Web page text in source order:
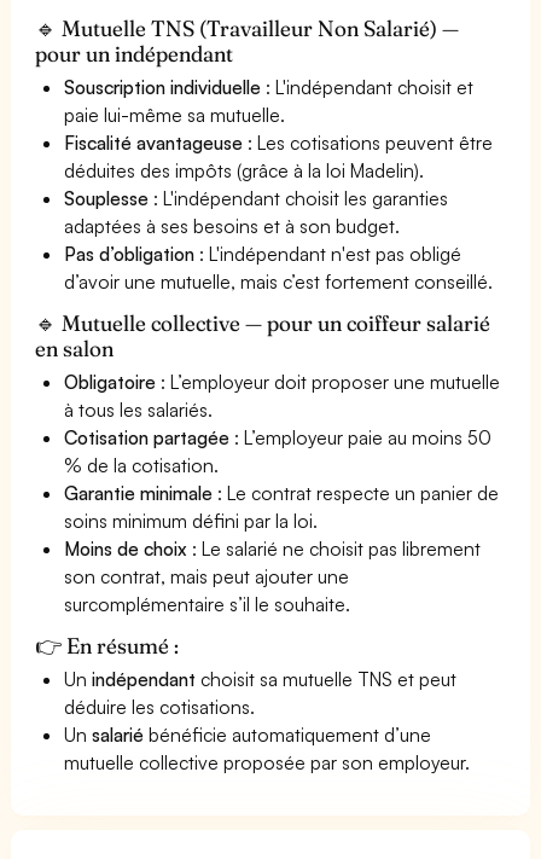
🔹 Mutuelle TNS (Travailleur Non Salarié) —
pour un indépendant
Souscription individuelle : L'indépendant choisit et
paie lui-même sa mutuelle.
Fiscalité avantageuse : Les cotisations peuvent être
déduites des impôts (grâce à la loi Madelin).
Souplesse : L'indépendant choisit les garanties
adaptées à ses besoins et à son budget.
Pas d’obligation : L'indépendant n'est pas obligé
d’avoir une mutuelle, mais c’est fortement conseillé.
🔹 Mutuelle collective — pour un coiffeur salarié
en salon
Obligatoire : L’employeur doit proposer une mutuelle
à tous les salariés.
Cotisation partagée : L’employeur paie au moins 50
% de la cotisation.
Garantie minimale : Le contrat respecte un panier de
soins minimum défini par la loi.
Moins de choix : Le salarié ne choisit pas librement
son contrat, mais peut ajouter une
surcomplémentaire s’il le souhaite.
👉 En résumé :
Unindépendant choisit sa mutuelle TNS et peut
déduire les cotisations.
Unsalarié bénéficie automatiquement d’une
mutuelle collective proposée par son employeur.